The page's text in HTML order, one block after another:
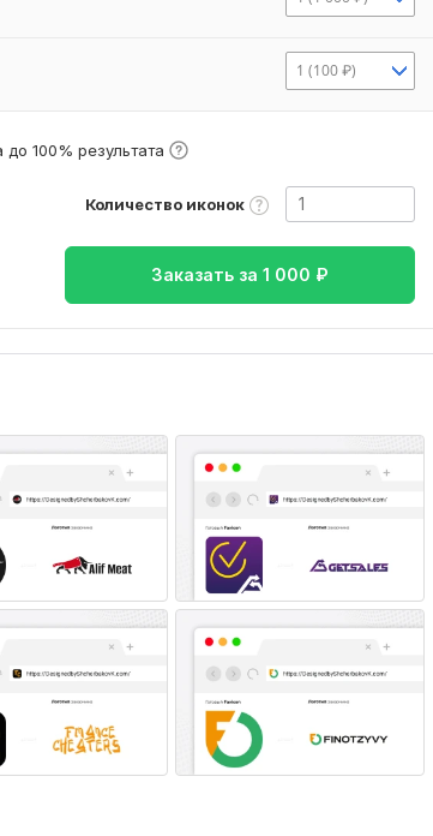
1 (100 ₽)
до 100% результата
Количество иконок
Заказать за 1 000 ₽